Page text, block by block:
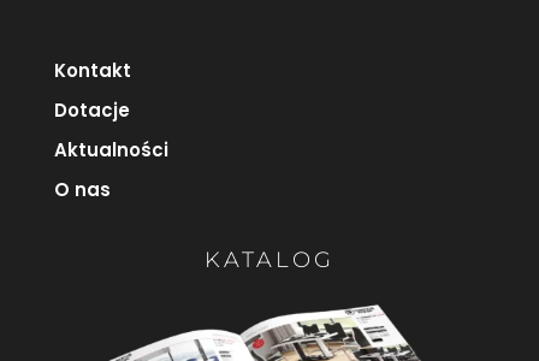
Kontakt
Dotacje
Aktualności
O nas
KATALOG